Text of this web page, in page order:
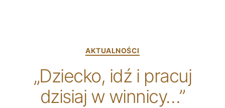
Powidzku
Categories
AKTUALNOŚCI
„Dziecko, idź i pracuj
dzisiaj w winnicy…”